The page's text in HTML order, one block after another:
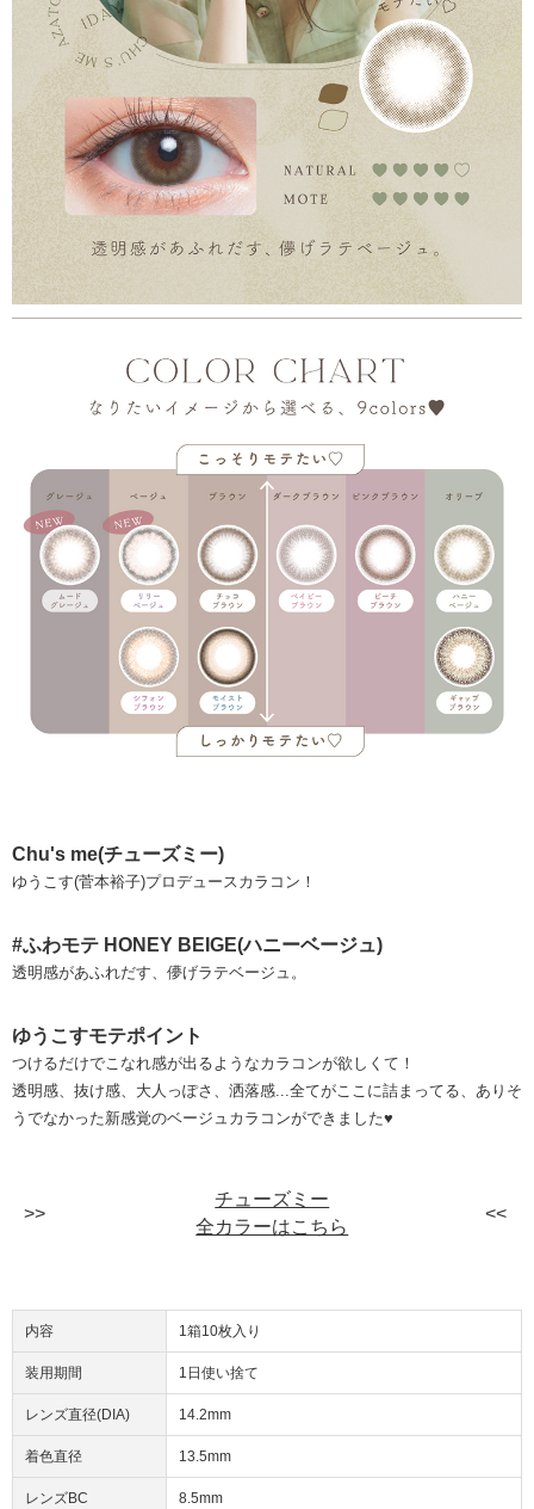
Chu's me(チューズミー)
ゆうこす(菅本裕子)プロデュースカラコン！
#ふわモテ HONEY BEIGE(ハニーベージュ)
透明感があふれだす、儚げラテベージュ。
ゆうこすモテポイント
つけるだけでこなれ感が出るようなカラコンが欲しくて！
透明感、抜け感、大人っぽさ、洒落感...全てがここに詰まってる、ありそ
うでなかった新感覚のベージュカラコンができました♥
チューズミー
全カラーはこちら
内容 1箱10枚入り
装用期間 1日使い捨て
レンズ直径(DIA) 14.2mm
着色直径 13.5mm
レンズBC 8.5mm